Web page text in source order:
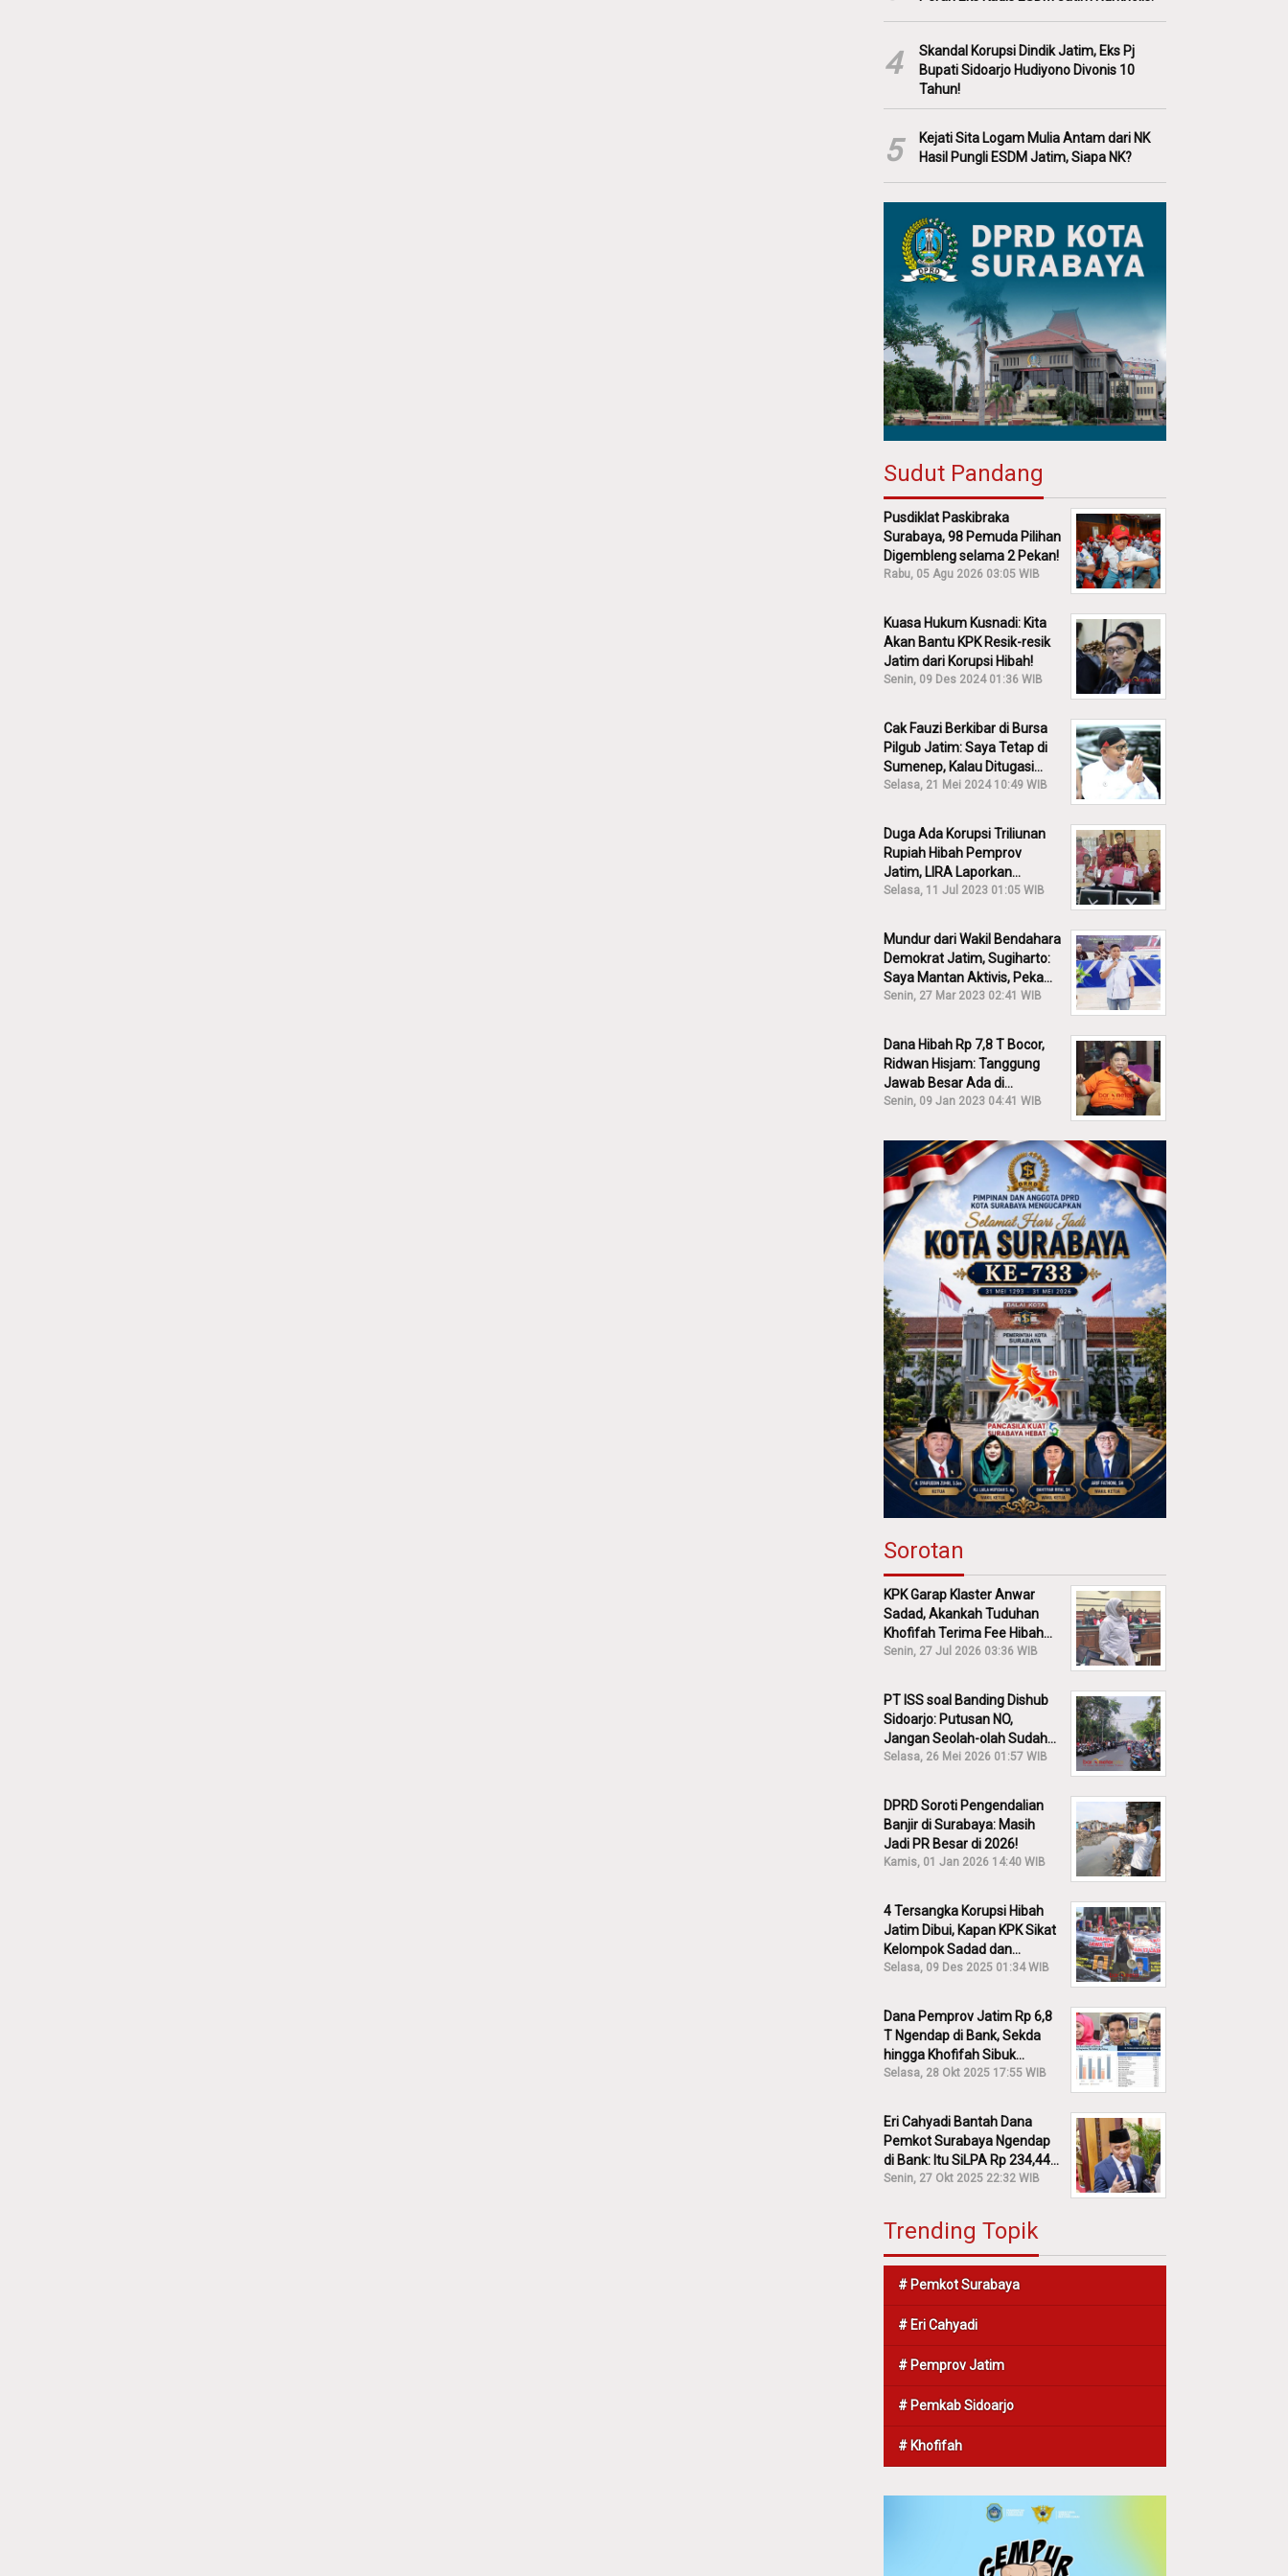
4
Skandal Korupsi Dindik Jatim, Eks Pj
Bupati Sidoarjo Hudiyono Divonis 10
Tahun!
5
Kejati Sita Logam Mulia Antam dari NK
Hasil Pungli ESDM Jatim, Siapa NK?
Sudut Pandang
Pusdiklat Paskibraka
Surabaya, 98 Pemuda Pilihan
Digembleng selama 2 Pekan!
Rabu, 05 Agu 2026 03:05 WIB
Kuasa Hukum Kusnadi: Kita
Akan Bantu KPK Resik-resik
Jatim dari Korupsi Hibah!
Senin, 09 Des 2024 01:36 WIB
Cak Fauzi Berkibar di Bursa
Pilgub Jatim: Saya Tetap di
Sumenep, Kalau Ditugasi
Partai Lain Cerita!
Selasa, 21 Mei 2024 10:49 WIB
Duga Ada Korupsi Triliunan
Rupiah Hibah Pemprov
Jatim, LIRA Laporkan
Khofifah ke KPK: Dia Harus
Selasa, 11 Jul 2023 01:05 WIB
Mundur dari Wakil Bendahara
Demokrat Jatim, Sugiharto:
Saya Mantan Aktivis, Peka
Sekali Kalau Ada yang
Senin, 27 Mar 2023 02:41 WIB
Dana Hibah Rp 7,8 T Bocor,
Ridwan Hisjam: Tanggung
Jawab Besar Ada di
Pemprov, Bukan DPRD Jatim!
Senin, 09 Jan 2023 04:41 WIB
Sorotan
KPK Garap Klaster Anwar
Sadad, Akankah Tuduhan
Khofifah Terima Fee Hibah
30% Diusut?
Senin, 27 Jul 2026 03:36 WIB
PT ISS soal Banding Dishub
Sidoarjo: Putusan NO,
Jangan Seolah-olah Sudah
Menang!
Selasa, 26 Mei 2026 01:57 WIB
DPRD Soroti Pengendalian
Banjir di Surabaya: Masih
Jadi PR Besar di 2026!
Kamis, 01 Jan 2026 14:40 WIB
4 Tersangka Korupsi Hibah
Jatim Dibui, Kapan KPK Sikat
Kelompok Sadad dan
Iskandar?
Selasa, 09 Des 2025 01:34 WIB
Dana Pemprov Jatim Rp 6,8
T Ngendap di Bank, Sekda
hingga Khofifah Sibuk
Membantah!
Selasa, 28 Okt 2025 17:55 WIB
Eri Cahyadi Bantah Dana
Pemkot Surabaya Ngendap
di Bank: Itu SiLPA Rp 234,44
M!
Senin, 27 Okt 2025 22:32 WIB
Trending Topik
# Pemkot Surabaya
# Eri Cahyadi
# Pemprov Jatim
# Pemkab Sidoarjo
# Khofifah